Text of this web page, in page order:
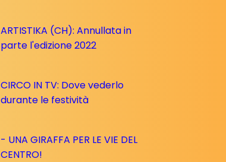
ARTISTIKA (CH): Annullata in
parte l'edizione 2022
CIRCO IN TV: Dove vederlo
durante le festività
- UNA GIRAFFA PER LE VIE DEL
CENTRO!